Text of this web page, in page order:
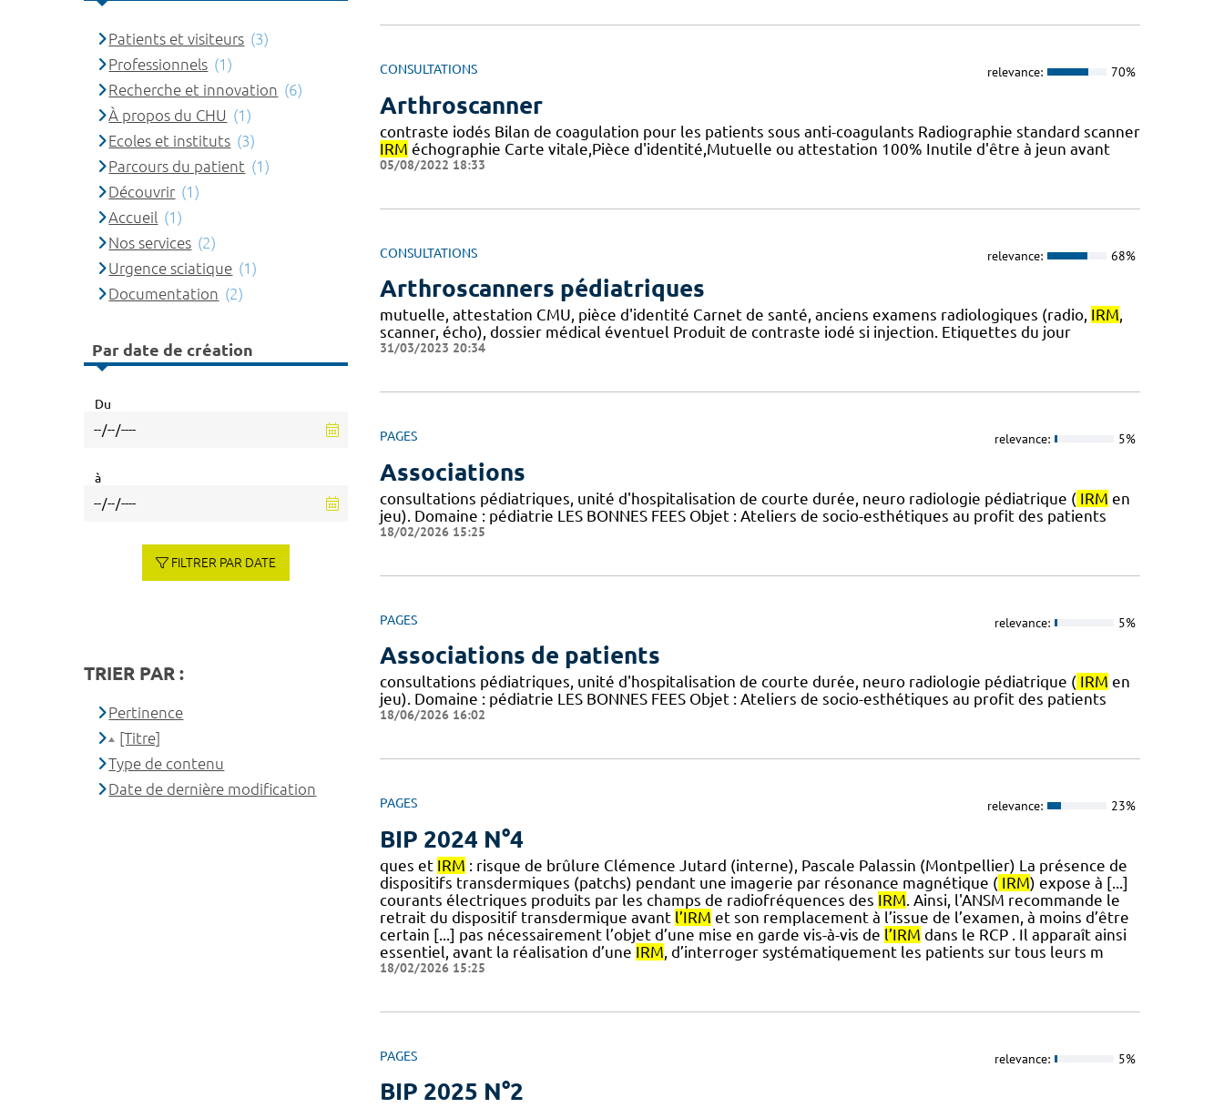
CONSULTATIONS relevance: 70%
Arthroscanner
contraste iodés Bilan de coagulation pour les patients sous anti-coagulants Radiographie standard scanner
IRM échographie Carte vitale,Pièce d'identité,Mutuelle ou attestation 100% Inutile d'être à jeun avant
05/08/2022 18:33
CONSULTATIONS relevance: 68%
Arthroscanners pédiatriques
mutuelle, attestation CMU, pièce d'identité Carnet de santé, anciens examens radiologiques (radio, IRM,
scanner, écho), dossier médical éventuel Produit de contraste iodé si injection. Etiquettes du jour
31/03/2023 20:34
PAGES relevance: 5%
Associations
consultations pédiatriques, unité d'hospitalisation de courte durée, neuro radiologie pédiatrique ( IRM en
jeu). Domaine : pédiatrie LES BONNES FEES Objet : Ateliers de socio-esthétiques au profit des patients
18/02/2026 15:25
PAGES relevance: 5%
Associations de patients
consultations pédiatriques, unité d'hospitalisation de courte durée, neuro radiologie pédiatrique ( IRM en
jeu). Domaine : pédiatrie LES BONNES FEES Objet : Ateliers de socio-esthétiques au profit des patients
18/06/2026 16:02
PAGES relevance: 23%
BIP 2024 N°4
ques et IRM : risque de brûlure Clémence Jutard (interne), Pascale Palassin (Montpellier) La présence de
dispositifs transdermiques (patchs) pendant une imagerie par résonance magnétique ( IRM) expose à [...]
courants électriques produits par les champs de radiofréquences des IRM. Ainsi, l'ANSM recommande le
retrait du dispositif transdermique avant l’IRM et son remplacement à l’issue de l’examen, à moins d’être
certain [...] pas nécessairement l’objet d’une mise en garde vis-à-vis de l’IRM dans le RCP . Il apparaît ainsi
essentiel, avant la réalisation d’une IRM, d’interroger systématiquement les patients sur tous leurs m
18/02/2026 15:25
PAGES relevance: 5%
BIP 2025 N°2
Patients et visiteurs (3)
Professionnels (1)
Recherche et innovation (6)
À propos du CHU (1)
Ecoles et instituts (3)
Parcours du patient (1)
Découvrir (1)
Accueil (1)
Nos services (2)
Urgence sciatique (1)
Documentation (2)
Par date de création
Du
à
FILTRER PAR DATE
TRIER PAR :
Pertinence
[Titre]
Type de contenu
Date de dernière modification